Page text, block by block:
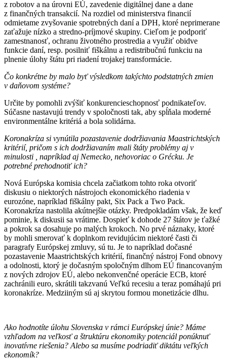
z robotov a na úrovni EÚ, zavedenie digitálnej dane a dane
z finančných transakcií. Na rozdiel od ministerstva financií
odmietame zvyšovanie spotrebných daní a DPH, ktoré neprimerane
zaťažuje nízko a stredno-príjmové skupiny. Cieľom je podporiť
zamestnanosť, ochranu životného prostredia a využiť obidve
funkcie daní, resp. posilniť fiškálnu a redistribučnú funkciu na
plnenie úlohy štátu pri riadení trojakej transformácie.
Čo konkrétne by malo byť výsledkom takýchto podstatných zmien
v daňovom systéme?
Určite by pomohli zvýšiť konkurencieschopnosť podnikateľov.
Súčasne nastavujú trendy v spoločnosti tak, aby spĺňala moderné
environmentálne kritériá a bola solidárna.
Koronakríza si vynútila pozastavenie dodržiavania Maastrichtských
kritérií, pričom s ich dodržiavaním mali štáty problémy aj v
minulosti , napríklad aj Nemecko, nehovoriac o Grécku. Je
potrebné prehodnotiť ich?
Nová Európska komisia chcela začiatkom tohto roka otvoriť
diskusiu o niektorých nástrojoch ekonomického riadenia v
eurozóne, napríklad fiškálny pakt, Six Pack a Two Pack.
Koronakríza nastolila akútnejšie otázky. Predpokladám však, že keď
pominie, k diskusii sa vrátime. Dospieť k dohode 27 štátov je ťažké
a pokrok sa dosahuje po malých krokoch. No prvé náznaky, ktoré
by mohli smerovať k doplnkom revidujúcim niektoré časti či
paragrafy Európskej zmluvy, sú tu. Je to napríklad dočasné
pozastavenie Maastrichtských kritérií, finančný nástroj Fond obnovy
a odolnosti, ktorý je dočasným spoločným dlhom EÚ financovaným
z nových zdrojov EÚ, alebo nekonvenčné operácie ECB, ktoré
zachránili euro, skrátili takzvanú Veľkú recesiu a teraz pomáhajú pri
koronakríze. Medziiným sú aj skrytou formou monetizácie dlhu.
Ako hodnotíte úlohu Slovenska v rámci Európskej únie? Máme
vzhľadom na veľkosť a štruktúru ekonomiky potenciál ponúknuť
inovatívne riešenia? Alebo sa musíme podriadiť diktátu veľkých
ekonomík?